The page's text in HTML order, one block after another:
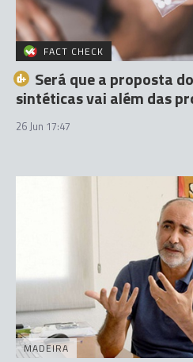
FACT CHECK
Será que a proposta
sintéticas vai além das
26 Jun 17:47
MADEIRA